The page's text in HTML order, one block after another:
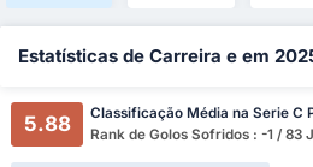
Estatísticas de Carreira e em
5.88
Classificação Média na Serie C
Rank de Golos Sofridos : -1 / 83